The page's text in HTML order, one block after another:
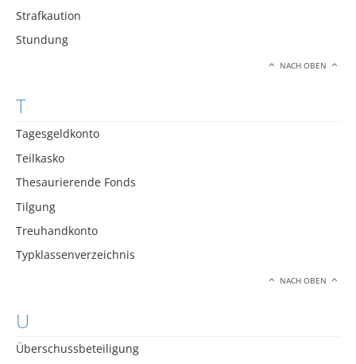
Strafkaution
Stundung
NACH OBEN
T
Tagesgeldkonto
Teilkasko
Thesaurierende Fonds
Tilgung
Treuhandkonto
Typklassenverzeichnis
NACH OBEN
U
Überschussbeteiligung